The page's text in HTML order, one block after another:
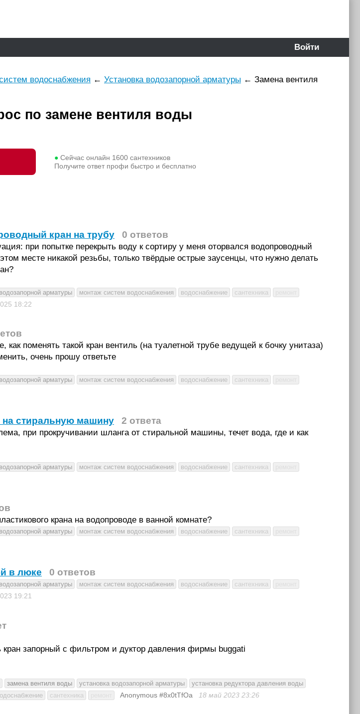
Войти
водоснабжения ← Установка водозапорной арматуры ← Замена вентиля
по замене вентиля воды
● Сейчас онлайн 1600 сантехников
Получите ответ профи быстро и бесплатно
кран на трубу 0 ответов
при попытке перекрыть воду к сортиру у меня оторвался водопроводный
месте никакой резьбы, только твёрдые острые заусенцы, что нужно делать
арматуры монтаж систем водоснабжения водоснабжение сантехника
18:22
как поменять такой кран вентиль (на туалетной трубе ведущей к бочку унитаза)
очень прошу ответьте
арматуры монтаж систем водоснабжения водоснабжение сантехника
стиральную машину 2 ответа
при прокручивании шланга от стиральной машины, течет вода, где и как
арматуры монтаж систем водоснабжения водоснабжение сантехника
крана на водопроводе в ванной комнате?
арматуры монтаж систем водоснабжения водоснабжение сантехника
в люке 0 ответов
арматуры монтаж систем водоснабжения водоснабжение сантехника
19:21
кран запорный с фильтром и дуктор давления фирмы buggati
замена вентиля воды установка водозапорной арматуры
установка редуктора давления воды
сантехника Anonymous #8x0tTfOa 18 май 2023 23:26